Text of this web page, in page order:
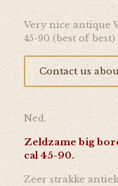
Very nice antique
45-90 (best of best)
Contact us
Ned.
Zeldzame big
cal 45-90.
Zeer strakke